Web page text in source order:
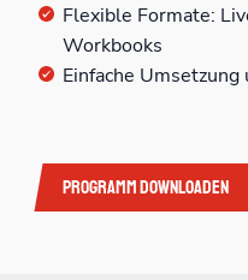
Flexible Formate:
Workbooks
Einfache
Programm downloaden